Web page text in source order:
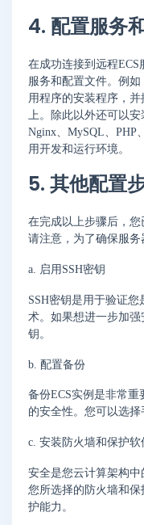
4. 配置服务
在成功连接到远程ECS
服务和配置文件。例
用程序的安装程序，
上。除此以外还可以安
Nginx、MySQL、PHP
用开发和运行环境。
5. 其他配置
在完成以上步骤后，
请注意，为了确保服务
a. 启用SSH密钥
SSH密钥是用于验证
术。如果想进一步加
钥。
b. 配置备份
备份ECS实例是非常
的安全性。您可以选择
c. 安装防火墙和保护软
安全是您云计算架构
您所选择的防火墙和
护能力。